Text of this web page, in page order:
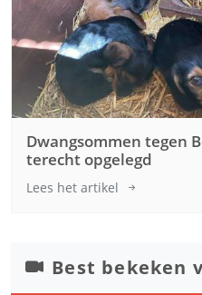
Dwangsommen tegen
terecht opgelegd
Lees het artikel
Best bekeken